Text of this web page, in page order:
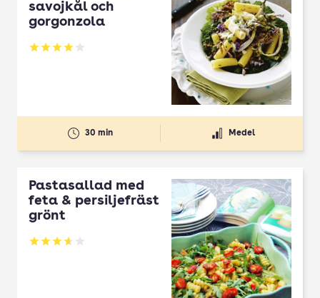
savojkål och
gorgonzola
Betyg: 4 av 5
30 min Medel
Pastasallad med
feta & persiljefräst
grönt
Betyg: 3.63 av 5